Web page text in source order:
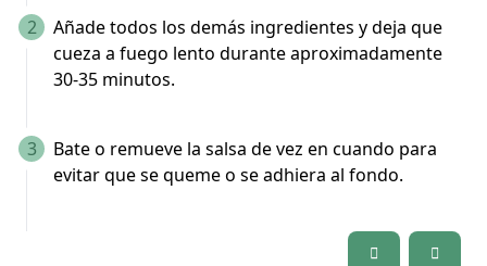
2
Añade todos los demás ingredientes y deja que
cueza a fuego lento durante aproximadamente
30-35 minutos.
3
Bate o remueve la salsa de vez en cuando para
evitar que se queme o se adhiera al fondo.